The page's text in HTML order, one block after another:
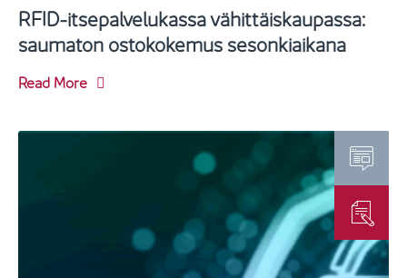
RFID-itsepalvelukassa vähittäiskaupassa:
saumaton ostokokemus sesonkiaikana
Read More